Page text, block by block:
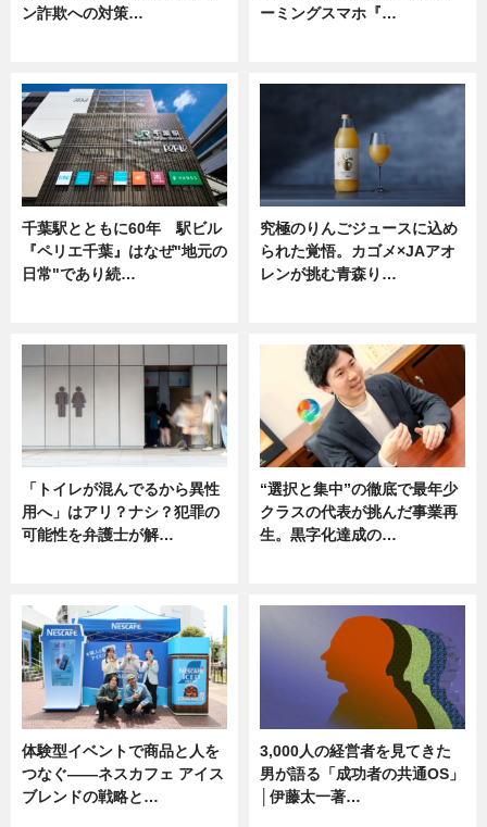
ン詐欺への対策…
ーミングスマホ『…
千葉駅とともに60年 駅ビル
『ペリエ千葉』はなぜ"地元の
日常"であり続…
究極のりんごジュースに込め
られた覚悟。カゴメ×JAアオ
レンが挑む青森り…
「トイレが混んでるから異性
用へ」はアリ？ナシ？犯罪の
可能性を弁護士が解…
“選択と集中”の徹底で最年少
クラスの代表が挑んだ事業再
生。黒字化達成の…
体験型イベントで商品と人を
つなぐ――ネスカフェ アイス
ブレンドの戦略と…
3,000人の経営者を見てきた
男が語る「成功者の共通OS」
│伊藤太一著…